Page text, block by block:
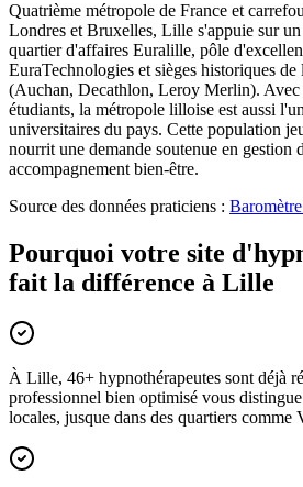
Quatrième métropole de France et
Londres et Bruxelles, Lille s'appuie sur un
quartier d'affaires Euralille, pôle
EuraTechnologies et sièges historiques
(Auchan, Decathlon, Leroy Merlin). Avec
étudiants, la métropole lilloise est aussi
universitaires du pays. Cette population
nourrit une demande soutenue en gestion
accompagnement bien-être.
Source des données praticiens :
Pourquoi votre site
fait la différence à Lille
À Lille, 46+ hypnothérapeutes sont déjà
professionnel bien optimisé vous
locales, jusque dans des quartiers